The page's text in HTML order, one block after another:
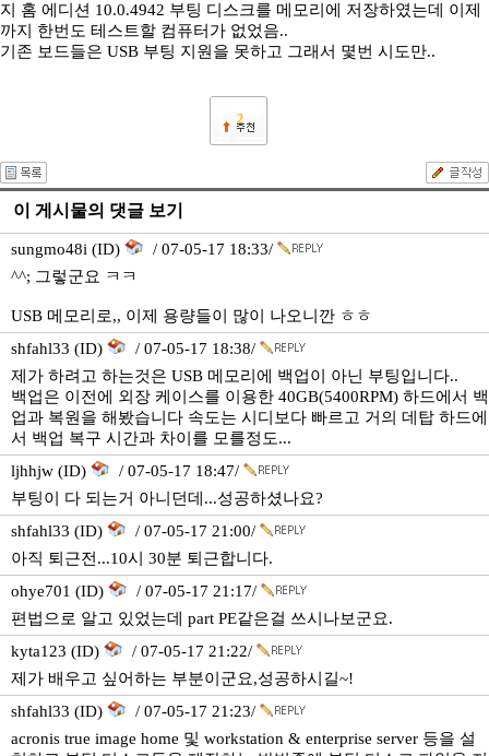
지 홈 에디션 10.0.4942 부팅 디스크를 메모리에 저장하였는데 이제
까지 한번도 테스트할 컴퓨터가 없었음..
기존 보드들은 USB 부팅 지원을 못하고 그래서 몇번 시도만..
2
이 게시물의 댓글 보기
sungmo48i (ID)
/ 07-05-17 18:33/
^^; 그렇군요 ㅋㅋ
USB 메모리로,, 이제 용량들이 많이 나오니깐 ㅎㅎ
shfahl33 (ID)
/ 07-05-17 18:38/
제가 하려고 하는것은 USB 메모리에 백업이 아닌 부팅입니다..
백업은 이전에 외장 케이스를 이용한 40GB(5400RPM) 하드에서 백
업과 복원을 해봤습니다 속도는 시디보다 빠르고 거의 데탑 하드에
서 백업 복구 시간과 차이를 모를정도...
ljhhjw (ID)
/ 07-05-17 18:47/
부팅이 다 되는거 아니던데...성공하셨나요?
shfahl33 (ID)
/ 07-05-17 21:00/
아직 퇴근전...10시 30분 퇴근합니다.
ohye701 (ID)
/ 07-05-17 21:17/
편법으로 알고 있었는데 part PE같은걸 쓰시나보군요.
kyta123 (ID)
/ 07-05-17 21:22/
제가 배우고 싶어하는 부분이군요,성공하시길~!
shfahl33 (ID)
/ 07-05-17 21:23/
acronis true image home 및 workstation & enterprise server 등을 설